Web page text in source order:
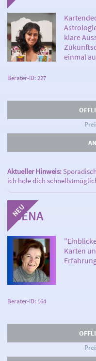
klare
einmal
Berater-ID: 227
Aktueller Hinweis:
ich hole dich
ASENA
Karten
Berater-ID: 164